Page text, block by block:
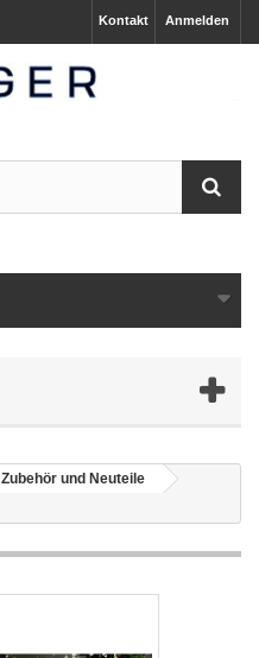
Anmelden
Kontakt
Zubehör und Neuteile